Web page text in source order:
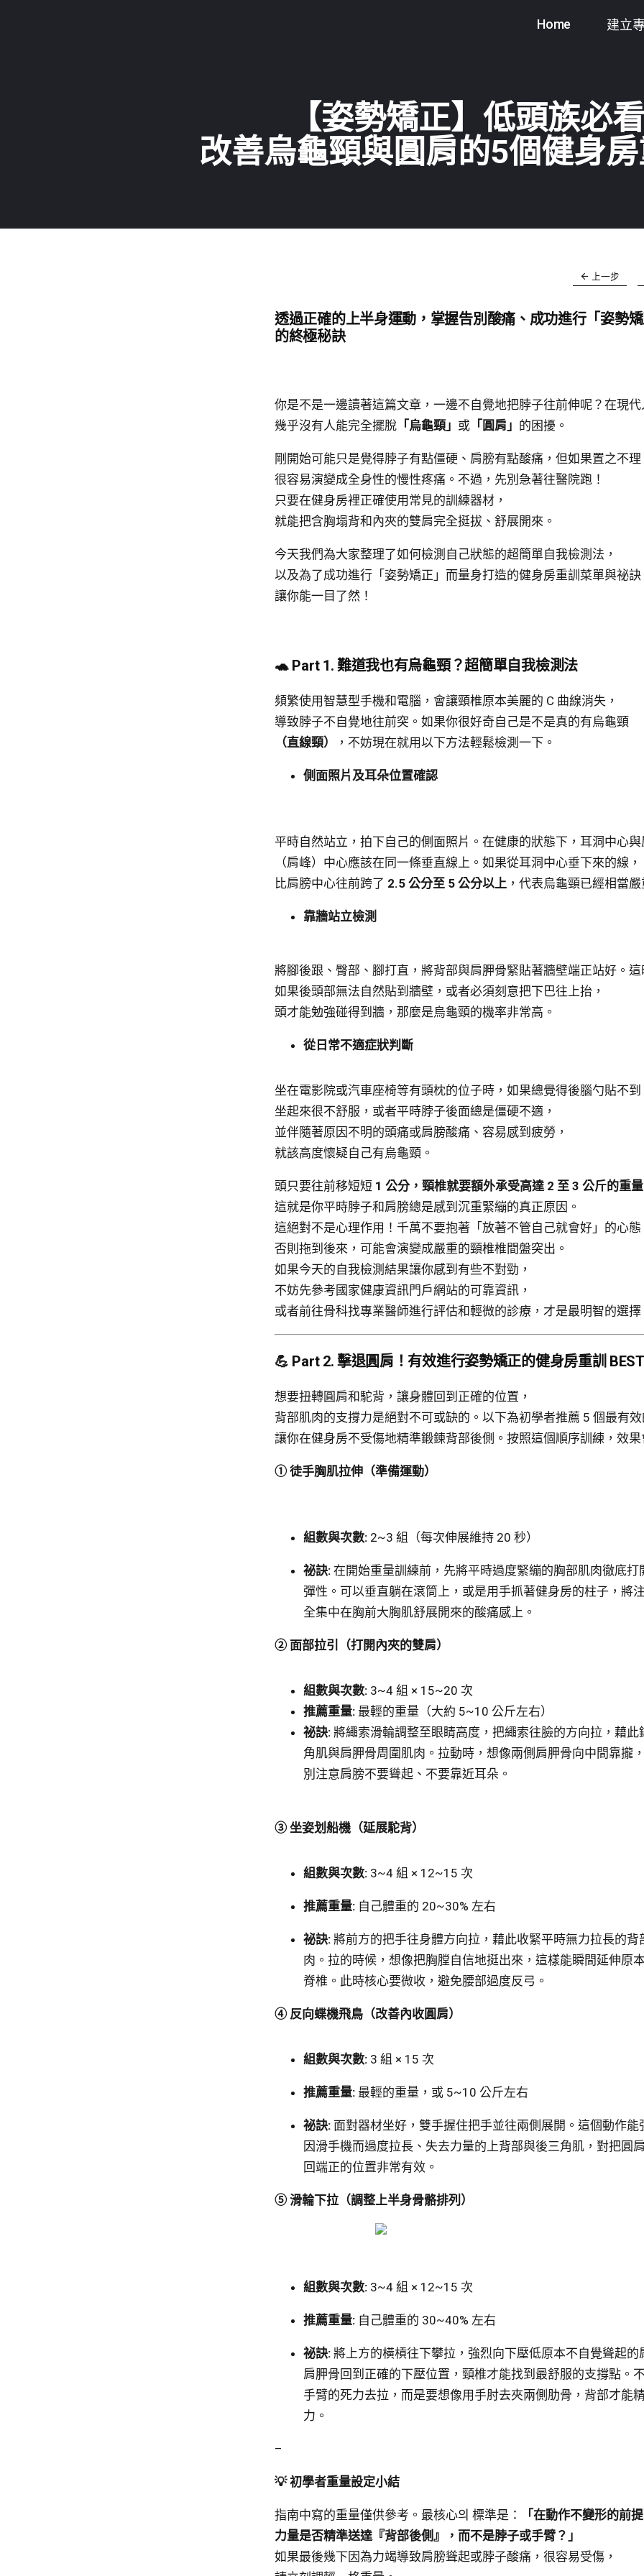
Home 建立
【姿勢矯正】低頭族必看
改善烏龜頸與圓肩的5個健身
上一步
透過正確的上半身運動，掌握告別酸痛、成功進行「姿勢矯
的終極秘訣
你是不是一邊讀著這篇文章，一邊不自覺地把脖子往前伸呢？在現代
幾乎沒有人能完全擺脫 「烏龜頸」 或 「圓肩」 的困擾。
剛開始可能只是覺得脖子有點僵硬、肩膀有點酸痛，但如果置之不理
很容易演變成全身性的慢性疼痛。不過，先別急著往醫院跑！
只要在健身房裡正確使用常見的訓練器材，
就能把含胸塌背和內夾的雙肩完全挺拔、舒展開來。
今天我們為大家整理了如何檢測自己狀態的超簡單自我檢測法，
以及為了成功進行「姿勢矯正」而量身打造的健身房重訓菜單與祕訣
讓你能一目了然！
🐢 Part 1. 難道我也有烏龜頸？超簡單自我檢測法
頻繁使用智慧型手機和電腦，會讓頸椎原本美麗的 C 曲線消失，
導致脖子不自覺地往前突。如果你很好奇自己是不是真的有烏龜頸
（直線頸）
，不妨現在就用以下方法輕鬆檢測一下。
側面照片及耳朵位置確認
平時自然站立，拍下自己的側面照片。在健康的狀態下，耳洞中心與
（肩峰）中心應該在同一條垂直線上。如果從耳洞中心垂下來的線，
比肩膀中心往前跨了 2.5 公分至 5 公分以上 ，代表烏龜頸已經相當嚴
靠牆站立檢測
將腳後跟、臀部、腳打直，將背部與肩胛骨緊貼著牆壁端正站好。這
如果後頭部無法自然貼到牆壁，或者必須刻意把下巴往上抬，
頭才能勉強碰得到牆，那麼是烏龜頸的機率非常高。
從日常不適症狀判斷
坐在電影院或汽車座椅等有頭枕的位子時，如果總覺得後腦勺貼不到
坐起來很不舒服，或者平時脖子後面總是僵硬不適，
並伴隨著原因不明的頭痛或肩膀酸痛、容易感到疲勞，
就該高度懷疑自己有烏龜頸。
頭只要往前移短短 1 公分，頸椎就要額外承受高達 2 至 3 公斤的重量
這就是你平時脖子和肩膀總是感到沉重緊繃的真正原因。
這絕對不是心理作用！千萬不要抱著「放著不管自己就會好」的心態
否則拖到後來，可能會演變成嚴重的頸椎椎間盤突出。
如果今天的自我檢測結果讓你感到有些不對勁，
不妨先參考國家健康資訊門戶網站的可靠資訊，
或者前往骨科找專業醫師進行評估和輕微的診療，才是最明智的選擇
💪 Part 2. 擊退圓肩！有效進行姿勢矯正的健身房重訓
想要扭轉圓肩和駝背，讓身體回到正確的位置，
背部肌肉的支撐力是絕對不可或缺的。以下為初學者推薦 5 個最有效
讓你在健身房不受傷地精準鍛鍊背部後側。按照這個順序訓練，效果
① 徒手胸肌拉伸（準備運動）
組數與次數: 2~3 組（每次伸展維持 20 秒）
祕訣: 在開始重量訓練前，先將平時過度緊繃的胸部肌肉徹底打
彈性。可以垂直躺在滾筒上，或是用手抓著健身房的柱子，將
全集中在胸前大胸肌舒展開來的酸痛感上。
② 面部拉引 （打開內夾的雙肩）
組數與次數: 3~4 組 × 15~20 次
推薦重量: 最輕的重量（大約 5~10 公斤左右）
祕訣: 將繩索滑輪調整至眼睛高度，把繩索往臉的方向拉，藉此
角肌與肩胛骨周圍肌肉。拉動時，想像兩側肩胛骨向中間靠攏
別注意肩膀不要聳起、不要靠近耳朵。
③ 坐姿划船機（延展駝背）
組數與次數: 3~4 組 × 12~15 次
推薦重量: 自己體重的 20~30% 左右
祕訣: 將前方的把手往身體方向拉，藉此收緊平時無力拉長的背
肉。拉的時候，想像把胸膛自信地挺出來，這樣能瞬間延伸原
脊椎。此時核心要微收，避免腰部過度反弓。
④ 反向蝶機飛鳥（改善內收圓肩）
組數與次數: 3 組 × 15 次
推薦重量: 最輕的重量，或 5~10 公斤左右
祕訣: 面對器材坐好，雙手握住把手並往兩側展開。這個動作能
因滑手機而過度拉長、失去力量的上背部與後三角肌，對把圓
回端正的位置非常有效。
⑤ 滑輪下拉（調整上半身骨骼排列）
組數與次數: 3~4 組 × 12~15 次
推薦重量: 自己體重的 30~40% 左右
祕訣: 將上方的橫槓往下攀拉，強烈向下壓低原本不自覺聳起的
肩胛骨回到正確的下壓位置，頸椎才能找到最舒服的支撐點。
手臂的死力去拉，而是要想像用手肘去夾兩側肋骨，背部才能
力。
–
💡 初學者重量設定小結
指南中寫的重量僅供參考。最核心의 標準是：
「在動作不變形的前提
力量是否精準送達『背部後側』，而不是脖子或手臂？」
如果最後幾下因為力竭導致肩膀聳起或脖子酸痛，很容易受傷，